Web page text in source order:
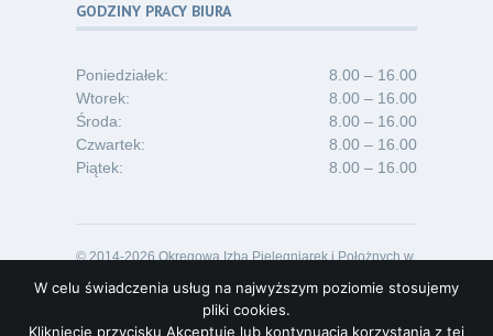
GODZINY PRACY BIURA
Poniedziałek:
8.00 – 16.00
Wtorek:
8.00 – 16.00
Środa:
8.00 – 16.00
Czwartek:
8.00 – 16.00
Piątek:
8.00 – 16.00
© 2014-2026 Okręgowa Izba Pielęgniarek i Położnych w
Projekt i realizacja:Lideon.pl
W celu świadczenia usług na najwyższym poziomie stosujemy
pliki cookies.
Kliknięcie przycisku Akceptuję lub kontynuacja korzystania z tej